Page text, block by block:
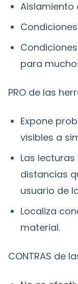
Aislamiento
para
PRO de las
Expone
visibles a
Las
distancias
usuario de
Localiza
material.
CONTRAS de